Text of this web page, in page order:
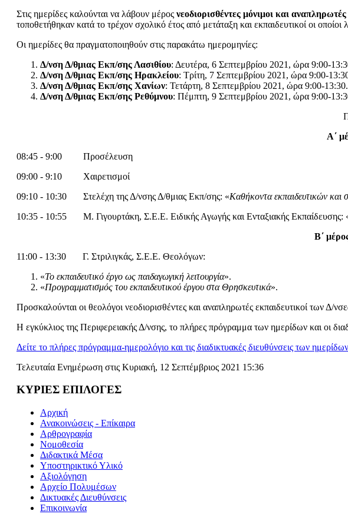
Στις ημερίδες καλούνται να λάβουν μέρος νεοδιορισθέντες μόνιμοι και αναπληρωτές
τοποθετήθηκαν κατά το τρέχον σχολικό έτος από μετάταξη και εκπαιδευτικοί οι
Οι ημερίδες θα πραγματοποιηθούν στις παρακάτω ημερομηνίες:
Δ/νση Δ/θμιας Εκπ/σης Λασιθίου: Δευτέρα, 6 Σεπτεμβρίου 2021, ώρα 9:00-
Δ/νση Δ/θμιας Εκπ/σης Ηρακλείου: Τρίτη, 7 Σεπτεμβρίου 2021, ώρα 9:00-
Δ/νση Δ/θμιας Εκπ/σης Χανίων: Τετάρτη, 8 Σεπτεμβρίου 2021, ώρα 9:00-13:30.
Δ/νση Δ/θμιας Εκπ/σης Ρεθύμνου: Πέμπτη, 9 Σεπτεμβρίου 2021, ώρα 9:00-
Α΄
08:45 - 9:00 Προσέλευση
09:00 - 9:10 Χαιρετισμοί
09:10 - 10:30 Στελέχη της Δ/νσης Δ/θμιας Εκπ/σης: «Καθήκοντα εκπαιδευτικών και
10:35 - 10:55 Μ. Γιγουρτάκη, Σ.Ε.Ε. Ειδικής Αγωγής και Ενταξιακής Εκπαίδευσης:
Β΄
11:00 - 13:30 Γ. Στριλιγκάς, Σ.Ε.Ε. Θεολόγων:
«Το εκπαιδευτικό έργο ως παιδαγωγική λειτουργία».
«Προγραμματισμός του εκπαιδευτικού έργου στα Θρησκευτικά».
Προσκαλούνται οι θεολόγοι νεοδιορισθέντες και αναπληρωτές εκπαιδευτικοί των
Η εγκύκλιος της Περιφερειακής Δ/νσης, το πλήρες πρόγραμμα των ημερίδων και οι
Δείτε το πλήρες πρόγραμμα-ημερολόγιο και τις διαδικτυακές διευθύνσεις των ημερίδων
Τελευταία Ενημέρωση στις Κυριακή, 12 Σεπτέμβριος 2021 15:36
ΚΥΡΙΕΣ ΕΠΙΛΟΓΕΣ
Αρχική
Ανακοινώσεις - Επίκαιρα
Αρθρογραφία
Νομοθεσία
Διδακτικά Μέσα
Υποστηρικτικό Υλικό
Αξιολόγηση
Αρχείο Πολυμέσων
Δικτυακές Διευθύνσεις
Επικοινωνία